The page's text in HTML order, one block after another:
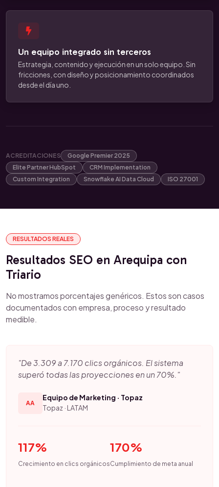
Un equipo integrado sin terceros
Estrategia, contenido y ejecución en un solo equipo. Sin
fricciones, con diseño y posicionamiento coordinados
desde el día uno.
ACREDITACIONES
Google Premier 2025
Elite Partner HubSpot
CRM Implementation
Custom Integration
Snowflake AI Data Cloud ISO 27001
RESULTADOS REALES
Resultados SEO en Arequipa con
Triario
No mostramos porcentajes genéricos. Estos son casos
documentados con empresa, proceso y resultado
medible.
"De 3.309 a 7.170 clics orgánicos. El sistema
superó todas las proyecciones en un 70%."
AA
Equipo de Marketing · Topaz
Topaz · LATAM
117%
Crecimiento en clics orgánicos
170%
Cumplimiento de meta anual